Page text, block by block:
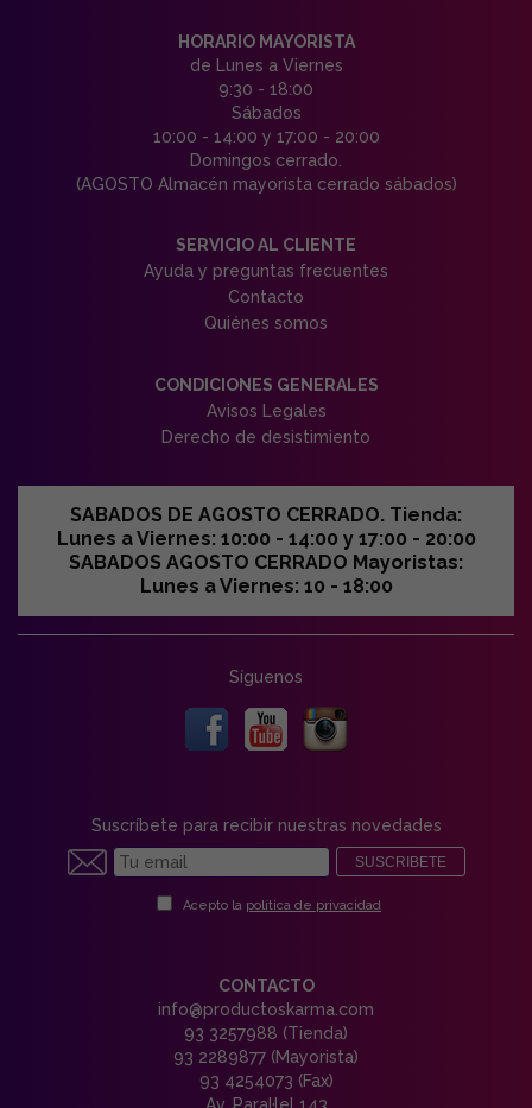
HORARIO MAYORISTA
de Lunes a Viernes
9:30 - 18:00
Sábados
10:00 - 14:00 y 17:00 - 20:00
Domingos cerrado.
(AGOSTO Almacén mayorista cerrado sábados)
SERVICIO AL CLIENTE
Ayuda y preguntas frecuentes
Contacto
Quiénes somos
CONDICIONES GENERALES
Avisos Legales
Derecho de desistimiento
SABADOS DE AGOSTO CERRADO. Tienda:
Lunes a Viernes: 10:00 - 14:00 y 17:00 - 20:00
SABADOS AGOSTO CERRADO Mayoristas:
Lunes a Viernes: 10 - 18:00
Síguenos
Suscríbete para recibir nuestras novedades
SUSCRIBETE
Acepto la política de privacidad
CONTACTO
info@productoskarma.com
93 3257988 (Tienda)
93 2289877 (Mayorista)
93 4254073 (Fax)
Av. Paral·lel 143